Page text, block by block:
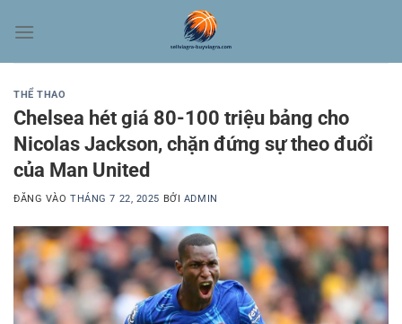
qua
THỂ THAO
Chelsea hét giá 80-100 triệu bảng cho
Nicolas Jackson, chặn đứng sự theo đuổi
của Man United
ĐĂNG VÀOTHÁNG 7 22, 2025 BỞI ADMIN